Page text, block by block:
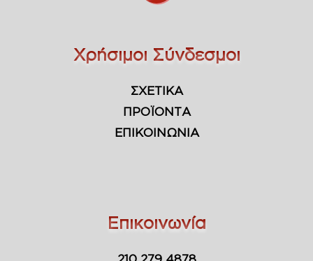
Χρήσιμοι Σύνδεσμοι
ΣΧΕΤΙΚΑ
ΠΡΟΪΟΝΤΑ
ΕΠΙΚΟΙΝΩΝΙΑ
Επικοινωνία